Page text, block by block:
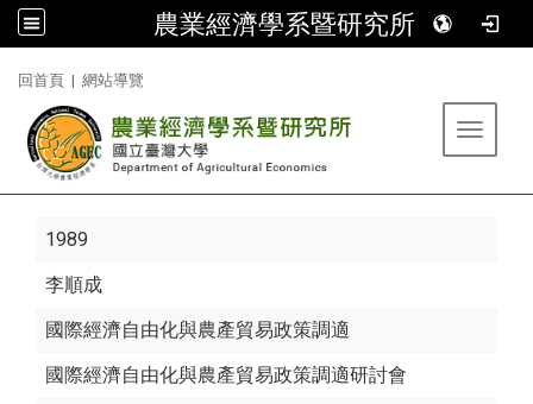
農業經濟學系暨研究所
回首頁 | 網站導覽
Toggle
1989
李順成
國際經濟自由化與農產貿易政策調適
國際經濟自由化與農產貿易政策調適研討會